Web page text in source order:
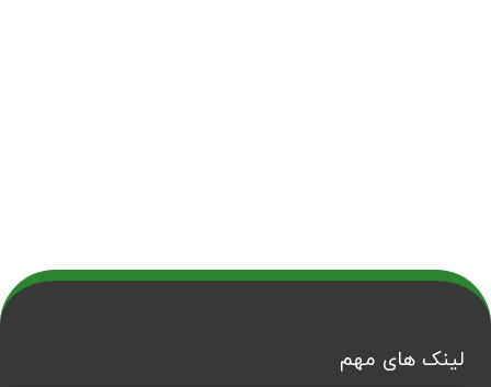
لینک های مهم